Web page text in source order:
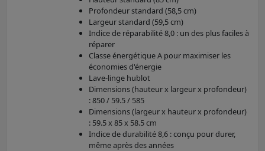
Profondeur standard (58,5 cm)
Largeur standard (59,5 cm)
Indice de réparabilité 8,0 : un des plus faciles à
réparer
Classe énergétique A pour maximiser les
économies d'énergie
Lave-linge hublot
Dimensions (hauteur x largeur x profondeur)
: 850 / 59.5 / 585
Dimensions (largeur x hauteur x profondeur)
: 59.5 x 85 x 58.5 cm
Indice de durabilité 8,6 : conçu pour durer,
même après des années